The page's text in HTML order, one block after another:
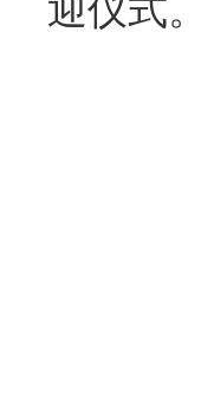
迎仪式。